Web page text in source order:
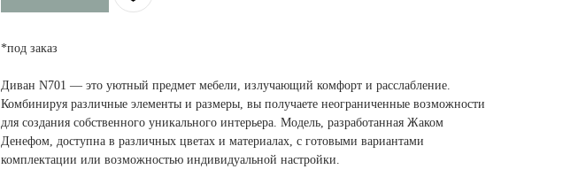
*под заказ
Диван N701 — это уютный предмет мебели, излучающий комфорт и расслабление.
Комбинируя различные элементы и размеры, вы получаете неограниченные возможности
для создания собственного уникального интерьера. Модель, разработанная Жаком
Денефом, доступна в различных цветах и материалах, с готовыми вариантами
комплектации или возможностью индивидуальной настройки.